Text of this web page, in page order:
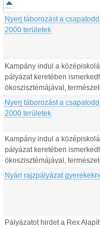
Nyerj táborozást a
2000 területek
Kampány indul a
pályázat keretében
ökoszisztémájával,
Nyerj táborozást a
2000 területek
Kampány indul a
pályázat keretében
ökoszisztémájával,
Nyári rajzpályázat
Pályázatot hirdet a Rex